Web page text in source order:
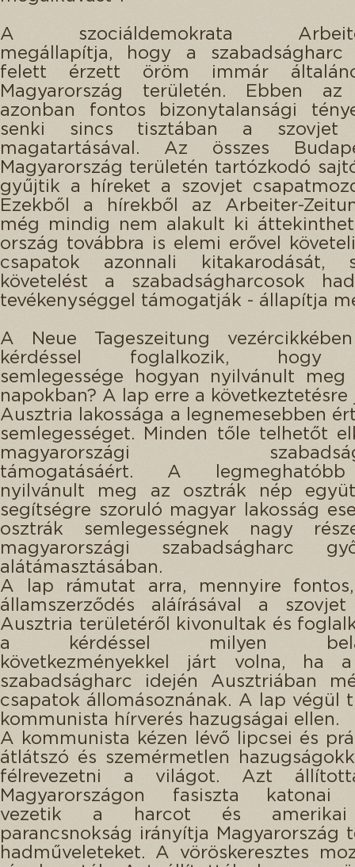
A szociáldemokrata
megállapítja, hogy a szabadságharc
felett érzett öröm immár
Magyarország területén. Ebben az
azonban fontos bizonytalansági
senki sincs tisztában a szovjet
magatartásával. Az összes
Magyarország területén tartózkodó
gyűjtik a híreket a szovjet
Ezekből a hírekből az Arbeiter-
még mindig nem alakult ki
ország továbbra is elemi erővel
csapatok azonnali
követelést a szabadságharcosok
tevékenységgel támogatják - állapítja
A Neue Tageszeitung
kérdéssel foglalkozik, hogy
semlegessége hogyan nyilvánult
napokban? A lap erre a következtetésre
Ausztria lakossága a legnemesebben
semlegességet. Minden tőle telhetőt
magyarországi
támogatásáért. A
nyilvánult meg az osztrák nép
segítségre szoruló magyar lakosság
osztrák semlegességnek nagy
magyarországi szabadságharc
alátámasztásában.
A lap rámutat arra, mennyire
államszerződés aláírásával a
Ausztria területéről kivonultak és
a kérdéssel milyen
következményekkel járt volna, ha
szabadságharc idején Ausztriában
csapatok állomásoznának. A lap végül
kommunista hírverés hazugságai ellen.
A kommunista kézen lévő lipcsei és
átlátszó és szemérmetlen
félrevezetni a világot. Azt
Magyarországon fasiszta katonai
vezetik a harcot és amerikai
parancsnokság irányítja Magyarország
hadműveleteket. A vöröskeresztes